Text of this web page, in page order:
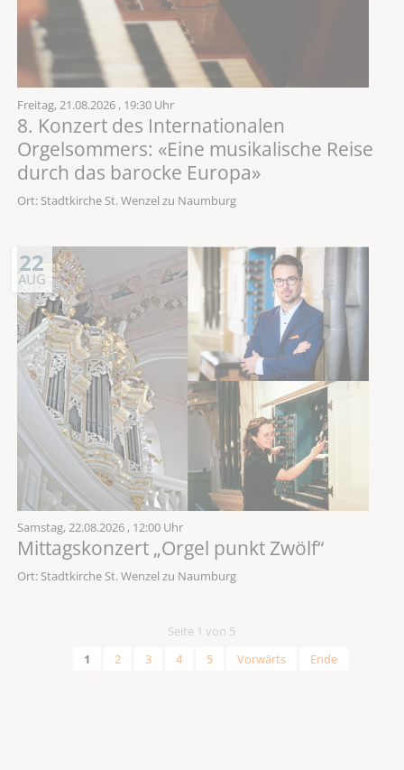
Freitag,21.08.2026 , 19:30 Uhr
8. Konzert des Internationalen
Orgelsommers: «Eine musikalische Reise
durch das barocke Europa»
Ort: Stadtkirche St. Wenzel zu Naumburg
22
AUG
Samstag,22.08.2026 , 12:00 Uhr
Mittagskonzert „Orgel punkt Zwölf“
Ort: Stadtkirche St. Wenzel zu Naumburg
Seite 1 von 5
1
2 3 4 5 Vorwärts Ende